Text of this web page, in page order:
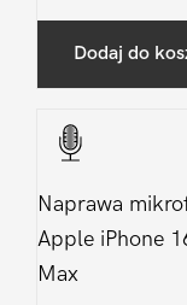
Dodaj do
Naprawa
Apple iPhone
Max